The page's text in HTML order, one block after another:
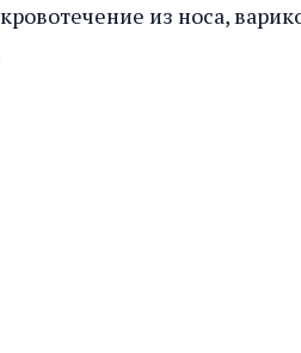
из носа,